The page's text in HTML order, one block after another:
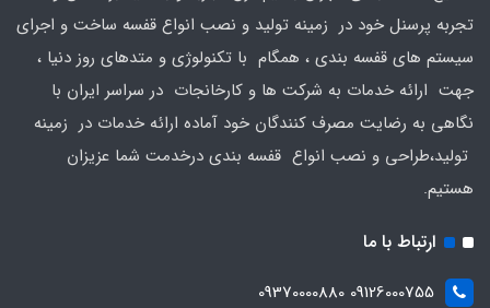
تجربه پرسنل خود در زمینه تولید و نصب انواع قفسه ساخت و اجرای
سیستم های قفسه بندی ، همگام با تکنولوژی و متدهای روز دنیا ،
جهت ارائه خدمات به شرکت ها و کارخانجات در سراسر ایران با
نگاهی به رضایت مصرف کنندگان خود آماده ارائه خدمات در زمینه
تولید،طراحی و نصب انواع قفسه بندی درخدمت شما عزیزان
هستیم.
ارتباط با ما
09126000755 09370000880